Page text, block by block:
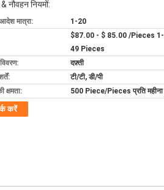
नौवहन नियमों:
मात्रा: 1-20
$87.00 - $ 85.00 /Pieces 1-
49 Pieces
दफ़्ती
टी/टी, डी/पी
क्षमता:
500 Piece/Pieces प्रति महीना
करें